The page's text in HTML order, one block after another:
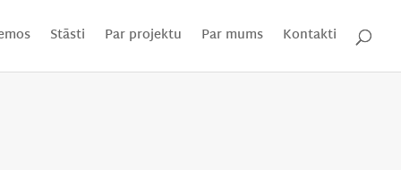
Stāsti Par projektu Par mums Kontakti